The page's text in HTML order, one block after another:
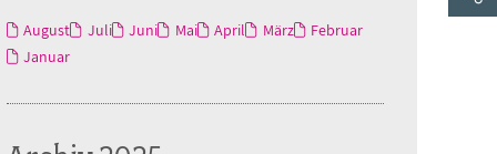
August Juli Juni Mai April März
Februar
Januar